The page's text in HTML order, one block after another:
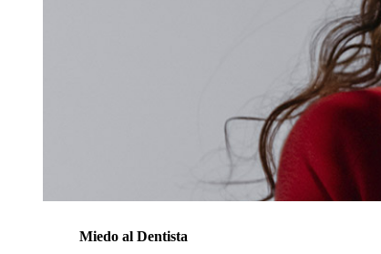
Miedo al Dentista